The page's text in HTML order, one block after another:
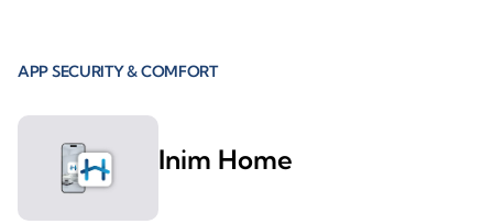
APP SECURITY & COMFORT
Inim Home